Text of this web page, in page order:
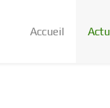
Accueil